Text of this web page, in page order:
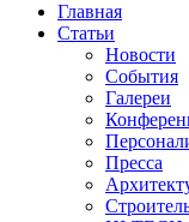
Главная
Статьи
Новости
События
Галереи
Пресса